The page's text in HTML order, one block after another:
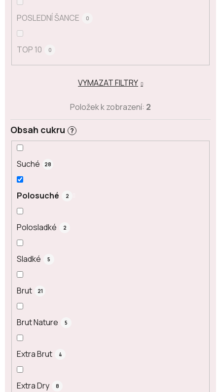
POSLEDNÍ ŠANCE 0
TOP 10 0
Obsah cukru ?
Suché 28
Polosuché 2
Polosladké 2
Sladké 5
Brut 21
Brut Nature 5
Extra Brut 4
Extra Dry 8
VYMAZAT FILTRY
Položek k zobrazení: 2